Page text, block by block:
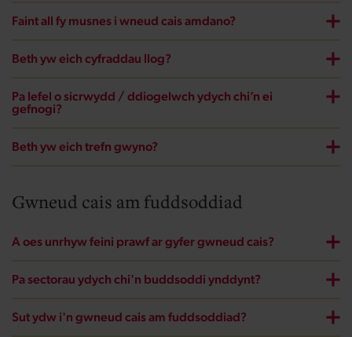
Faint all fy musnes i wneud cais amdano?
Beth yw eich cyfraddau llog?
Pa lefel o sicrwydd / ddiogelwch ydych chi’n ei
gefnogi?
Beth yw eich trefn gwyno?
Gwneud cais am fuddsoddiad
A oes unrhyw feini prawf ar gyfer gwneud cais?
Pa sectorau ydych chi'n buddsoddi ynddynt?
Sut ydw i'n gwneud cais am fuddsoddiad?